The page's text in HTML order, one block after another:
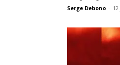
Serge Debono -